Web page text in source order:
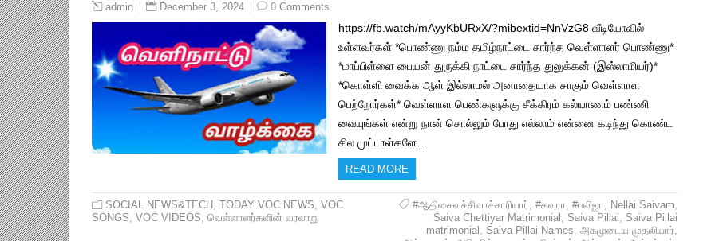
admin December 3, 2024 0 Comments
https://fb.watch/mAyyKbURxX/?mibextid=NnVzG8 வீடியோவில்
உள்ளவர்கள் *பொண்ணு நம்ம தமிழ்நாட்டை சார்ந்த வெள்ளாளர் பொண்ணு*
*மாப்பிள்ளை பையன் துருக்கி நாட்டை சார்ந்த துலுக்கன் (இஸ்லாமியர்)*
*கொள்ளி வைக்க ஆள் இல்லாமல் அனாதையாக சாகும் வெள்ளாள
பெற்றோர்கள்* வெள்ளாள பெண்களுக்கு சீக்கிரம் கல்யாணம் பண்ணி
வையுங்கள் என்று நான் சொல்லும் போது எல்லாம் என்னை கடிந்து கொண்ட
சில முட்டாள்களே…
READ MORE
SOCIAL NEWS&TECH , TODAY VOC NEWS, VOC
SONGS, VOC VIDEOS, வெள்ளாளர்களின் வரலாறு
#ஆதிசைவச்சிவாச்சாரியார், #கவுரா, #பலிஜா, Nellai Saivam,
Saiva Chettiyar Matrimonial , Saiva Pillai, Saiva Pillai
matrimonial , Saiva Pillai Names, அகமுடைய முதலியார்,